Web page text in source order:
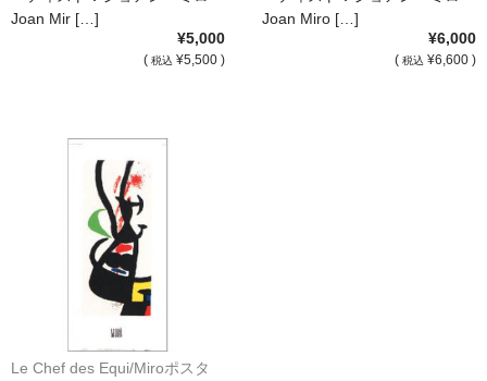
Joan Mir […]
¥5,000
( 税込 ¥5,500 )
Joan Miro […]
¥6,000
( 税込 ¥6,600 )
Le Chef des Equi/Miroポスタ